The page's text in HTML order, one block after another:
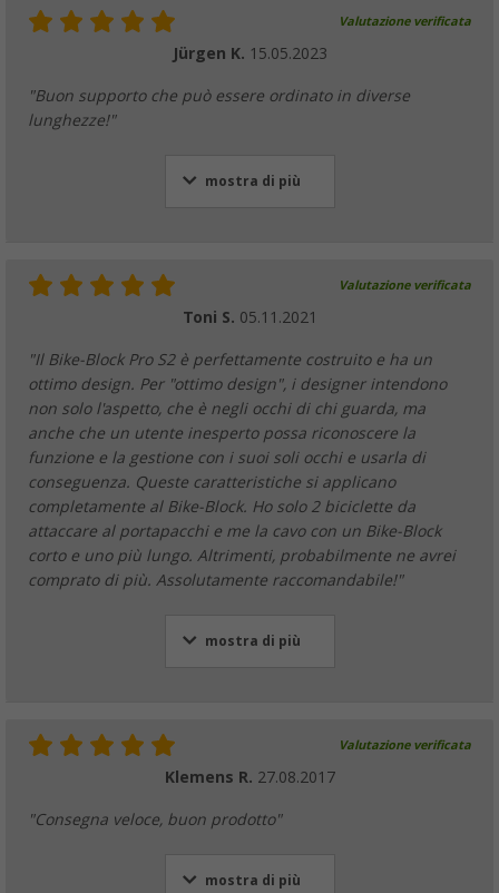
Valutazione verificata
Jürgen K. 15.05.2023
"Buon supporto che può essere ordinato in diverse
lunghezze!"
mostra di più
Valutazione verificata
Toni S. 05.11.2021
"Il Bike-Block Pro S2 è perfettamente costruito e ha un
ottimo design. Per "ottimo design", i designer intendono
non solo l'aspetto, che è negli occhi di chi guarda, ma
anche che un utente inesperto possa riconoscere la
funzione e la gestione con i suoi soli occhi e usarla di
conseguenza. Queste caratteristiche si applicano
completamente al Bike-Block. Ho solo 2 biciclette da
attaccare al portapacchi e me la cavo con un Bike-Block
corto e uno più lungo. Altrimenti, probabilmente ne avrei
comprato di più. Assolutamente raccomandabile!"
mostra di più
Valutazione verificata
Klemens R. 27.08.2017
"Consegna veloce, buon prodotto"
mostra di più